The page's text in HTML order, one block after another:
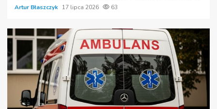
Artur Błaszczyk 17 lipca 2026 63